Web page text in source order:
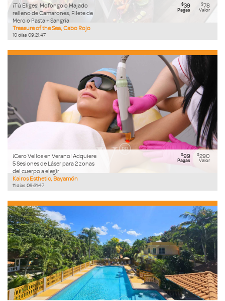
¡Tú Eliges! Mofongo o Majado
relleno de Camarones, Filete de
Mero o Pasta + Sangría
Treasure of the Sea, Cabo Rojo
10días 09:21:46
$39
Pagas
$78
Valor
¡Cero Vellos en Verano! Adquiere
5 Sesiones de Láser para 2 zonas
del cuerpo a elegir
Kairos Esthetic, Bayamón
11días 09:21:46
$99
Pagas
$290
Valor